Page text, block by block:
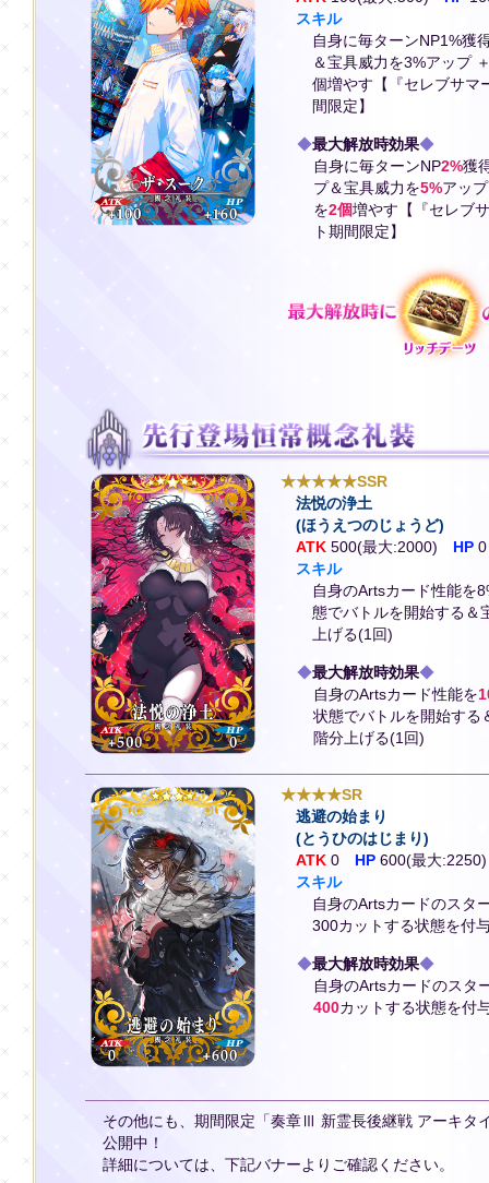
スキル
自身に毎ターンNP1%獲
＆宝具威力を3%アップ
個増やす【『セレブサマ
間限定】
◆最大解放時効果◆
自身に毎ターンNP2%獲
プ＆宝具威力を5%アッ
を2個増やす【『セレブ
ト期間限定】
★★★★★SSR
法悦の浄土
(ほうえつのじょうど)
ATK 500(最大:2000) HP 0
スキル
自身のArtsカード性能を
態でバトルを開始する＆
上げる(1回)
◆最大解放時効果◆
自身のArtsカード性能を
状態でバトルを開始する
階分上げる(1回)
★★★★SR
逃避の始まり
(とうひのはじまり)
ATK 0 HP 600(最大:2250)
スキル
自身のArtsカードのスタ
300カットする状態を付
◆最大解放時効果◆
自身のArtsカードのスタ
400カットする状態を付
その他にも、期間限定「奏章Ⅲ 新霊長後継戦 アーキタ
公開中！
詳細については、下記バナーよりご確認ください。